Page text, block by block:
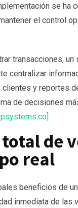
se ha
el control
transacciones, un
centralizar
clientes y reportes
de decisiones
de
real
beneficios de
inmediata de las